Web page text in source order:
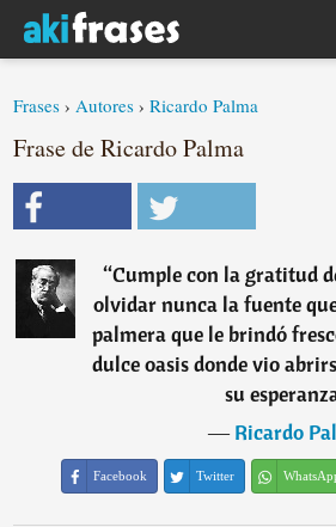
Frases ›Autores ›Ricardo Palma
Frase de Ricardo Palma
“Cumple con la gratitud
olvidar nunca la fuente
palmera que le brindó
dulce oasis donde vio
su
―Ricardo
Facebook Twitter